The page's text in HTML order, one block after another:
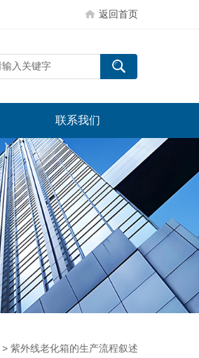
返回首页
联系我们
> 紫外线老化箱的生产流程叙述